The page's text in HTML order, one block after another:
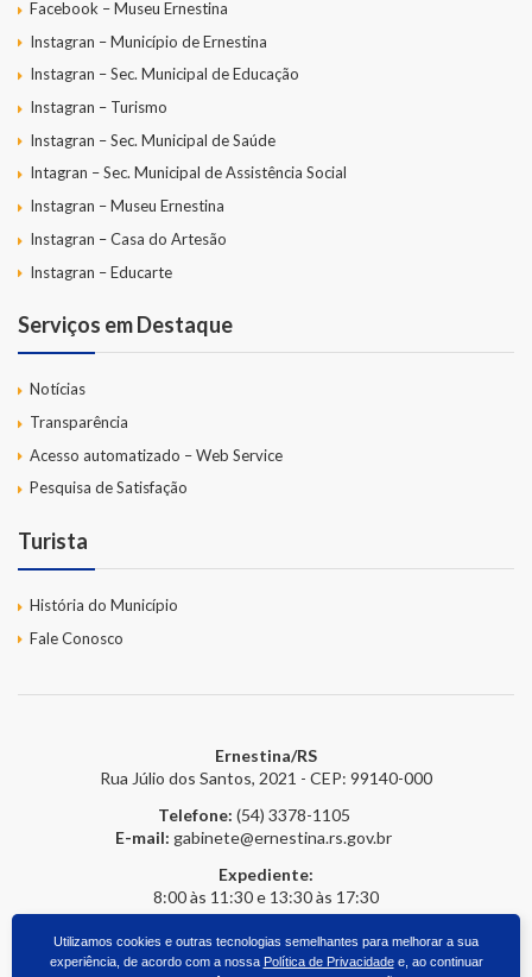
Facebook – Museu Ernestina
Instagran – Município de Ernestina
Instagran – Sec. Municipal de Educação
Instagran – Turismo
Instagran – Sec. Municipal de Saúde
Intagran – Sec. Municipal de Assistência Social
Instagran – Museu Ernestina
Instagran – Casa do Artesão
Instagran – Educarte
Serviços em Destaque
Notícias
Transparência
Acesso automatizado – Web Service
Pesquisa de Satisfação
Turista
História do Município
Fale Conosco
Ernestina/RS
Rua Júlio dos Santos, 2021 - CEP: 99140-000
Telefone: (54) 3378-1105
E-mail: gabinete@ernestina.rs.gov.br
Expediente:
8:00 às 11:30 e 13:30 às 17:30
Utilizamos cookies e outras tecnologias semelhantes para melhorar a sua
experiência, de acordo com a nossa Política de Privacidadee, ao continuar